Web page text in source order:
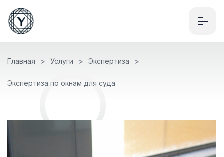
Главная Услуги Экспертиза
Экспертиза по окнам для суда